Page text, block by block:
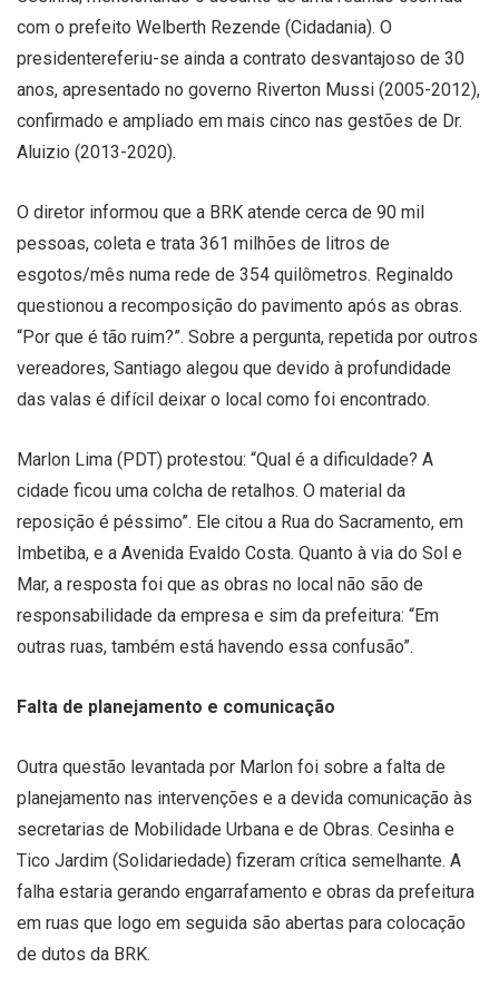
com o prefeito Welberth Rezende (Cidadania). O
presidentereferiu-se ainda a contrato desvantajoso de 30
anos, apresentado no governo Riverton Mussi (2005-2012),
confirmado e ampliado em mais cinco nas gestões de Dr.
Aluizio (2013-2020).
O diretor informou que a BRK atende cerca de 90 mil
pessoas, coleta e trata 361 milhões de litros de
esgotos/mês numa rede de 354 quilômetros. Reginaldo
questionou a recomposição do pavimento após as obras.
“Por que é tão ruim?”. Sobre a pergunta, repetida por outros
vereadores, Santiago alegou que devido à profundidade
das valas é difícil deixar o local como foi encontrado.
Marlon Lima (PDT) protestou: “Qual é a dificuldade? A
cidade ficou uma colcha de retalhos. O material da
reposição é péssimo”. Ele citou a Rua do Sacramento, em
Imbetiba, e a Avenida Evaldo Costa. Quanto à via do Sol e
Mar, a resposta foi que as obras no local não são de
responsabilidade da empresa e sim da prefeitura: “Em
outras ruas, também está havendo essa confusão”.
Falta de planejamento e comunicação
Outra questão levantada por Marlon foi sobre a falta de
planejamento nas intervenções e a devida comunicação às
secretarias de Mobilidade Urbana e de Obras. Cesinha e
Tico Jardim (Solidariedade) fizeram crítica semelhante. A
falha estaria gerando engarrafamento e obras da prefeitura
em ruas que logo em seguida são abertas para colocação
de dutos da BRK.